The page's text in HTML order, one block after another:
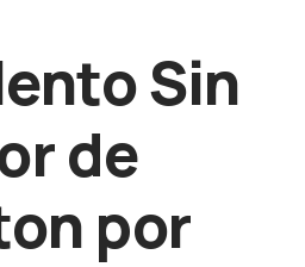
Sin
de
por